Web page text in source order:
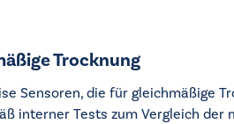
Trocknung
Sensoren, die für gleichmäßige
interner Tests zum Vergleich